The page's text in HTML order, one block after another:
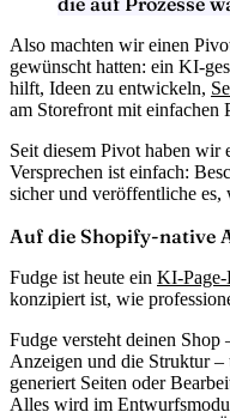
Also machten wir einen
gewünscht hatten: ein KI-
hilft, Ideen zu entwickeln,
am Storefront mit einfachen
Seit diesem Pivot haben wir
Versprechen ist einfach:
sicher und veröffentliche es,
Auf die Shopify-native
Fudge ist heute ein KI-
konzipiert ist, wie
Fudge versteht deinen Shop
Anzeigen und die Struktur –
generiert Seiten oder
Alles wird im